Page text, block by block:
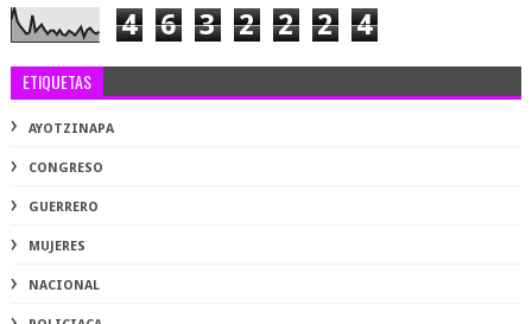
4 6 3 2 2 2 4
ETIQUETAS
AYOTZINAPA
CONGRESO
GUERRERO
MUJERES
NACIONAL